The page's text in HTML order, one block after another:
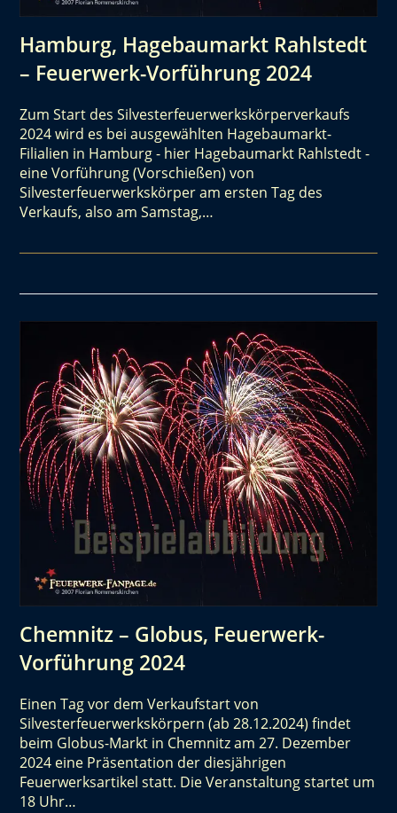
Hamburg, Hagebaumarkt Rahlstedt
– Feuerwerk-Vorführung 2024
Zum Start des Silvesterfeuerwerkskörperverkaufs
2024 wird es bei ausgewählten Hagebaumarkt-
Filialien in Hamburg - hier Hagebaumarkt Rahlstedt -
eine Vorführung (Vorschießen) von
Silvesterfeuerwerkskörper am ersten Tag des
Verkaufs, also am Samstag,…
Chemnitz – Globus, Feuerwerk-
Vorführung 2024
Einen Tag vor dem Verkaufstart von
Silvesterfeuerwerkskörpern (ab 28.12.2024) findet
beim Globus-Markt in Chemnitz am 27. Dezember
2024 eine Präsentation der diesjährigen
Feuerwerksartikel statt. Die Veranstaltung startet um
18 Uhr…